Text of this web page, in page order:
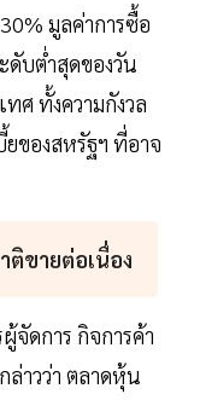
มูลค่าการซื้อ
บต่ำสุดของวัน
ศ ทั้งความกังวล
ของสหรัฐฯ ที่อาจ
ติขายต่อเนื่อง
ดการ กิจการค้า
าวว่า ตลาดหุ้น